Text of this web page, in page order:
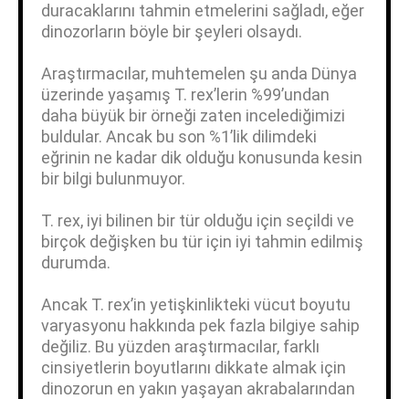
duracaklarını tahmin etmelerini sağladı, eğer
dinozorların böyle bir şeyleri olsaydı.
Araştırmacılar, muhtemelen şu anda Dünya
üzerinde yaşamış T. rex’lerin %99’undan
daha büyük bir örneği zaten incelediğimizi
buldular. Ancak bu son %1’lik dilimdeki
eğrinin ne kadar dik olduğu konusunda kesin
bir bilgi bulunmuyor.
T. rex, iyi bilinen bir tür olduğu için seçildi ve
birçok değişken bu tür için iyi tahmin edilmiş
durumda.
Ancak T. rex’in yetişkinlikteki vücut boyutu
varyasyonu hakkında pek fazla bilgiye sahip
değiliz. Bu yüzden araştırmacılar, farklı
cinsiyetlerin boyutlarını dikkate almak için
dinozorun en yakın yaşayan akrabalarından